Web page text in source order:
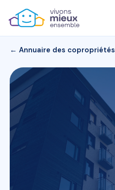
← Annuaire des copropriétés